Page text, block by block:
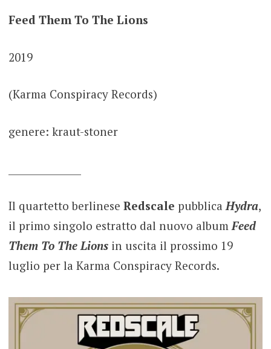
Feed Them To The Lions
2019
(Karma Conspiracy Records)
genere: kraut-stoner
Il quartetto berlinese Redscale pubblica Hydra,
il primo singolo estratto dal nuovo album Feed
Them To The Lions in uscita il prossimo 19
luglio per la Karma Conspiracy Records.